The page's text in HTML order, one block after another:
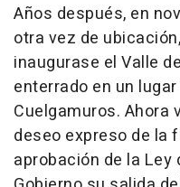
Años después, en
otra vez de
inaugurase el Valle
enterrado en un
Cuelgamuros. Ahora
deseo expreso de la
aprobación de la